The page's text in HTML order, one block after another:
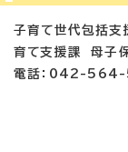
子育て世代包括支
育て支援課 母子保
電話：042-